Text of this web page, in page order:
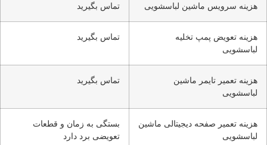
هزینه سرویس ماشین لباسشویی تماس بگیرید
هزینه تعویض پمپ تخلیه
لباسشویی
تماس بگیرید
هزینه تعمیر تایمر ماشین
لباسشویی
تماس بگیرید
هزینه تعمیر صفحه دیجیتالی ماشین
لباسشویی
بستگی به زمان و قطعات
تعویضی برد دارد